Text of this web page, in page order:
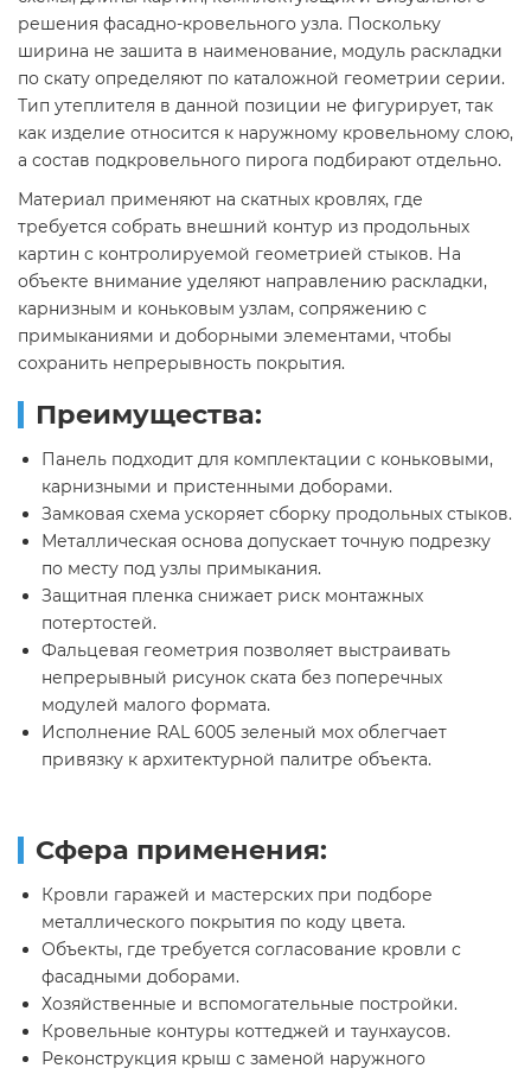
решения фасадно-кровельного узла. Поскольку
ширина не зашита в наименование, модуль раскладки
по скату определяют по каталожной геометрии серии.
Тип утеплителя в данной позиции не фигурирует, так
как изделие относится к наружному кровельному слою,
а состав подкровельного пирога подбирают отдельно.
Материал применяют на скатных кровлях, где
требуется собрать внешний контур из продольных
картин с контролируемой геометрией стыков. На
объекте внимание уделяют направлению раскладки,
карнизным и коньковым узлам, сопряжению с
примыканиями и доборными элементами, чтобы
сохранить непрерывность покрытия.
Преимущества:
Панель подходит для комплектации с коньковыми,
карнизными и пристенными доборами.
Замковая схема ускоряет сборку продольных стыков.
Металлическая основа допускает точную подрезку
по месту под узлы примыкания.
Защитная пленка снижает риск монтажных
потертостей.
Фальцевая геометрия позволяет выстраивать
непрерывный рисунок ската без поперечных
модулей малого формата.
Исполнение RAL 6005 зеленый мох облегчает
привязку к архитектурной палитре объекта.
Сфера применения:
Кровли гаражей и мастерских при подборе
металлического покрытия по коду цвета.
Объекты, где требуется согласование кровли с
фасадными доборами.
Хозяйственные и вспомогательные постройки.
Кровельные контуры коттеджей и таунхаусов.
Реконструкция крыш с заменой наружного